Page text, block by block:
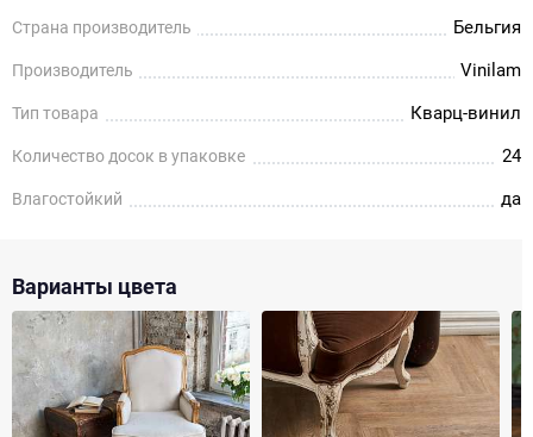
Страна производитель Бельгия
Производитель Vinilam
Тип товара Кварц-винил
Количество досок в упаковке 24
Влагостойкий да
Варианты цвета